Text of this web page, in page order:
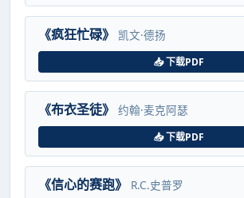
《疯狂忙碌》 凯文·德扬
📥 下载PDF
《布衣圣徒》 约翰·麦克阿瑟
📥 下载PDF
《信心的赛跑》 R.C.史普罗